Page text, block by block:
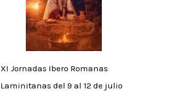
XI Jornadas Ibero Romanas
Laminitanas del 9 al 12 de julio